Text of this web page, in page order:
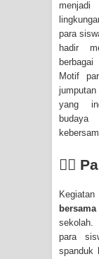
para
hadir
Motif
yang
🚶‍♀️
bersama
sekolah.
para
spanduk